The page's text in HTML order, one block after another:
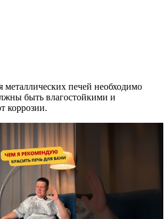
металлических печей необходимо
быть влагостойкими и
коррозии.